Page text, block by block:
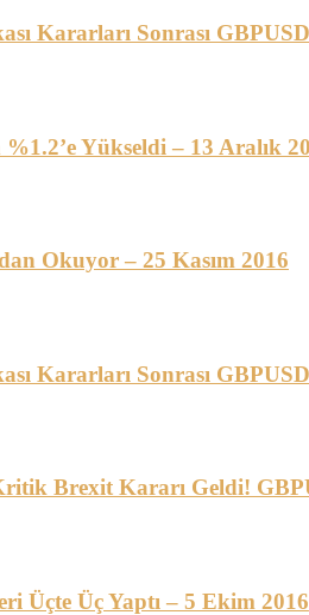
Kararları Sonrası
Yükseldi – 13 Aralık
Okuyor – 25 Kasım 2016
Kararları Sonrası
Brexit Kararı Geldi!
Üçte Üç Yaptı – 5 Ekim 2016